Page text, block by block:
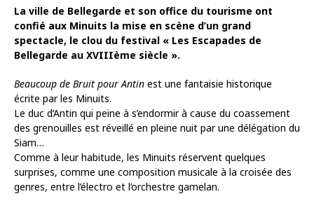
La ville de Bellegarde et son office du tourisme ont
confié aux Minuits la mise en scène d’un grand
spectacle, le clou du festival « Les Escapades de
Bellegarde au XVIIIème siècle ».
Beaucoup de Bruit pour Antin est une fantaisie historique
écrite par les Minuits.
Le duc d’Antin qui peine à s’endormir à cause du coassement
des grenouilles est réveillé en pleine nuit par une délégation du
Siam…
Comme à leur habitude, les Minuits réservent quelques
surprises, comme une composition musicale à la croisée des
genres, entre l’électro et l’orchestre gamelan.